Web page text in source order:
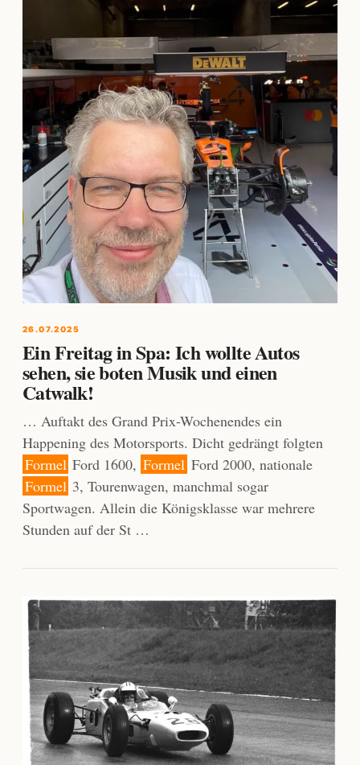
26.07.2025
Ein Freitag in Spa: Ich wollte Autos
sehen, sie boten Musik und einen
Catwalk!
… Auftakt des Grand Prix-Wochenendes ein
Happening des Motorsports. Dicht gedrängt folgten
Formel Ford 1600, Formel Ford 2000, nationale
Formel 3, Tourenwagen, manchmal sogar
Sportwagen. Allein die Königsklasse war mehrere
Stunden auf der St …